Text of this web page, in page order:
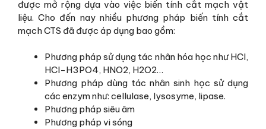
được mở rộng dựa vào việc biến tính cắt mạch vật
liệu. Cho đến nay nhiều phương pháp biến tính cắt
mạch CTS đã được áp dụng bao gồm:
Phương pháp sử dụng tác nhân hóa học như HCl,
HCl-H3PO4, HNO2, H2O2…
Phương pháp dùng tác nhân sinh học sử dụng
các enzym như: cellulase, lysosyme, lipase.
Phương pháp siêu âm
Phương pháp vi sóng